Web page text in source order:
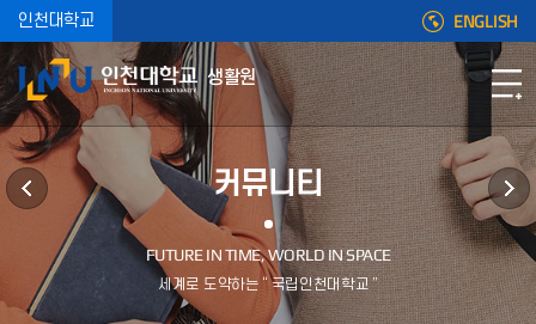
인천대학교 ENGLISH
생활원
커뮤니티